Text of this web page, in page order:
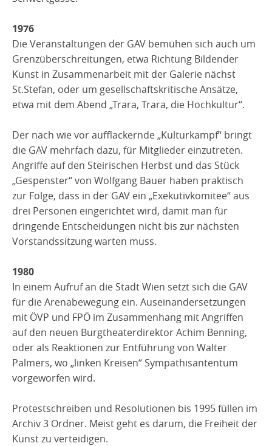
1976
Die Veranstaltungen der GAV bemühen sich auch um
Grenzüberschreitungen, etwa Richtung Bildender
Kunst in Zusammenarbeit mit der Galerie nächst
St.Stefan, oder um gesellschaftskritische Ansätze,
etwa mit dem Abend „Trara, Trara, die Hochkultur“.
Der nach wie vor aufflackernde „Kulturkampf“ bringt
die GAV mehrfach dazu, für Mitglieder einzutreten.
Angriffe auf den Steirischen Herbst und das Stück
„Gespenster“ von Wolfgang Bauer haben praktisch
zur Folge, dass in der GAV ein „Exekutivkomitee“ aus
drei Personen eingerichtet wird, damit man für
dringende Entscheidungen nicht bis zur nächsten
Vorstandssitzung warten muss.
1980
In einem Aufruf an die Stadt Wien setzt sich die GAV
für die Arenabewegung ein. Auseinandersetzungen
mit ÖVP und FPÖ im Zusammenhang mit Angriffen
auf den neuen Burgtheaterdirektor Achim Benning,
oder als Reaktionen zur Entführung von Walter
Palmers, wo „linken Kreisen“ Sympathisantentum
vorgeworfen wird.
Protestschreiben und Resolutionen bis 1995 füllen im
Archiv 3 Ordner. Meist geht es darum, die Freiheit der
Kunst zu verteidigen.